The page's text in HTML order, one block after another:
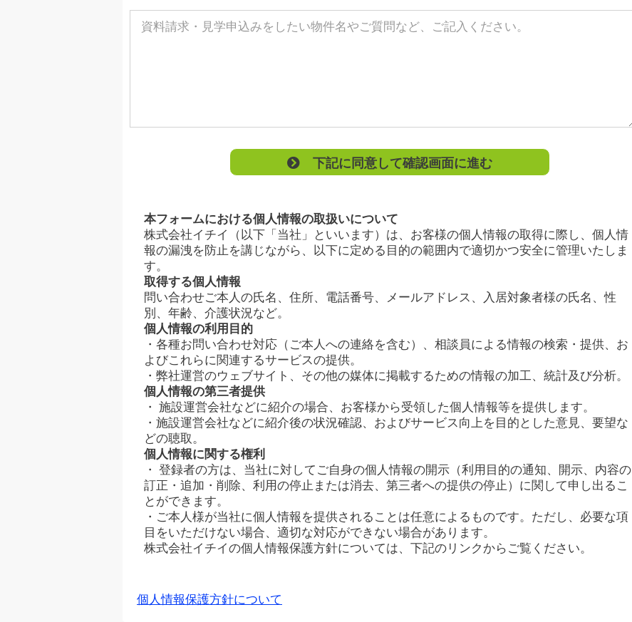
下記に同意して確認画面に進む
本フォームにおける個人情報の取扱いについて
株式会社イチイ（以下「当社」といいます）は、お客様の個人情報の取得に際し、個人情
報の漏洩を防止を講じながら、以下に定める目的の範囲内で適切かつ安全に管理いたしま
す。
取得する個人情報
問い合わせご本人の氏名、住所、電話番号、メールアドレス、入居対象者様の氏名、性
別、年齢、介護状況など。
個人情報の利用目的
・各種お問い合わせ対応（ご本人への連絡を含む）、相談員による情報の検索・提供、お
よびこれらに関連するサービスの提供。
・弊社運営のウェブサイト、その他の媒体に掲載するための情報の加工、統計及び分析。
個人情報の第三者提供
・ 施設運営会社などに紹介の場合、お客様から受領した個人情報等を提供します。
・施設運営会社などに紹介後の状況確認、およびサービス向上を目的とした意見、要望な
どの聴取。
個人情報に関する権利
・ 登録者の方は、当社に対してご自身の個人情報の開示（利用目的の通知、開示、内容の
訂正・追加・削除、利用の停止または消去、第三者への提供の停止）に関して申し出るこ
とができます。
・ご本人様が当社に個人情報を提供されることは任意によるものです。ただし、必要な項
目をいただけない場合、適切な対応ができない場合があります。
株式会社イチイの個人情報保護方針については、下記のリンクからご覧ください。
個人情報保護方針について